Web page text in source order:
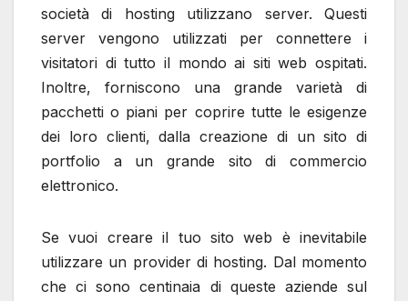
società di hosting utilizzano server. Questi
server vengono utilizzati per connettere i
visitatori di tutto il mondo ai siti web ospitati.
Inoltre, forniscono una grande varietà di
pacchetti o piani per coprire tutte le esigenze
dei loro clienti, dalla creazione di un sito di
portfolio a un grande sito di commercio
elettronico.
Se vuoi creare il tuo sito web è inevitabile
utilizzare un provider di hosting. Dal momento
che ci sono centinaia di queste aziende sul